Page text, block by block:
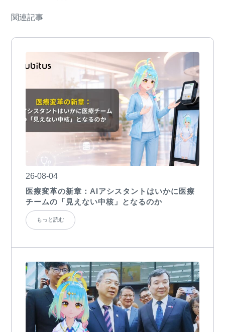
関連記事
26-08-04
医療変革の新章：AIアシスタントはいかに医療
チームの「見えない中核」となるのか
もっと読む